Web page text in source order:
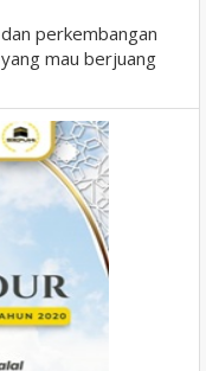
perkembangan
mau berjuang